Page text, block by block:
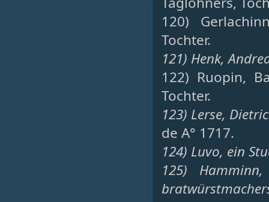
120)
Tochter.
121) Henk,
122) Ruopin,
Tochter.
123) Lerse,
de A° 1717.
124) Luvo, ein
125)